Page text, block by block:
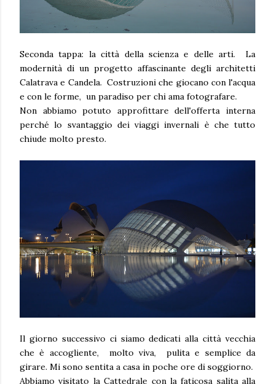
Seconda tappa: la città della scienza e delle arti. La
modernità di un progetto affascinante degli architetti
Calatrava e Candela. Costruzioni che giocano con l'acqua
e con le forme, un paradiso per chi ama fotografare.
Non abbiamo potuto approfittare dell'offerta interna
perché lo svantaggio dei viaggi invernali è che tutto
chiude molto presto.
Il giorno successivo ci siamo dedicati alla città vecchia
che è accogliente, molto viva, pulita e semplice da
girare. Mi sono sentita a casa in poche ore di soggiorno.
Abbiamo visitato la Cattedrale con la faticosa salita alla